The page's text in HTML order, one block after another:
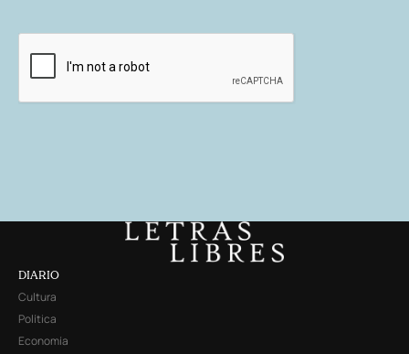
DIARIO
Cultura
Política
Economía